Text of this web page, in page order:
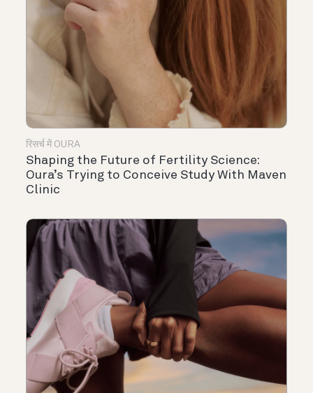
रिसर्च में OURA
Shaping the Future of Fertility Science:
Oura’s Trying to Conceive Study With Maven
Clinic